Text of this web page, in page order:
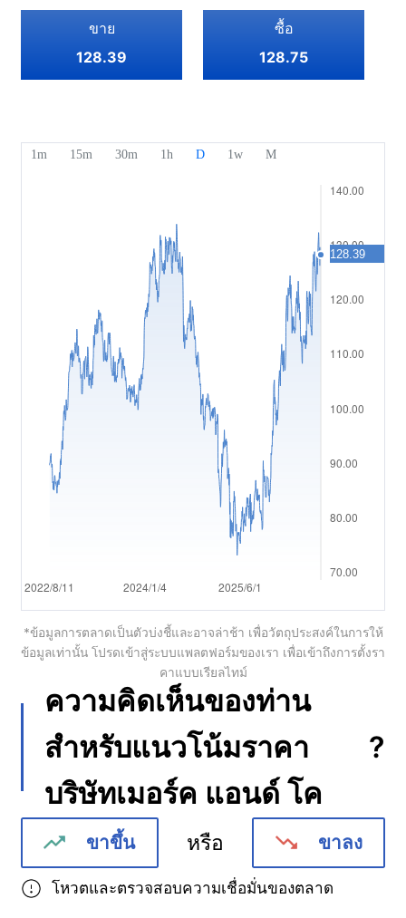
ETF
การสนับสนุนของ AFA
รางวัลของเรา
โอกาสในอาชีพ
Français
简体中文
繁體中文
Bahasa Indonesia
Bahasa Melayu
ขาย
128.39
ซื้อ
128.75
*ข้อมูลการตลาดเป็นตัวบ่งชี้และอาจล่าช้า เพื่อวัตถุประสงค์ในการให้
ข้อมูลเท่านั้น โปรดเข้าสู่ระบบแพลตฟอร์มของเรา เพื่อเข้าถึงการตั้งรา
คาแบบเรียลไทม์
ความคิดเห็นของท่าน
สำหรับแนวโน้มราคา
บริษัทเมอร์ค แอนด์ โค
?
ขาขึ้น หรือ ขาลง
โหวตและตรวจสอบความเชื่อมั่นของตลาด